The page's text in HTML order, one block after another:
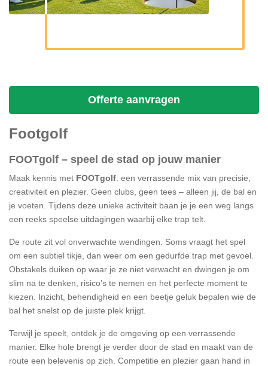
Offerte aanvragen
Footgolf
FOOTgolf – speel de stad op jouw manier
Maak kennis met FOOTgolf: een verrassende mix van precisie,
creativiteit en plezier. Geen clubs, geen tees – alleen jij, de bal en
je voeten. Tijdens deze unieke activiteit baan je je een weg langs
een reeks speelse uitdagingen waarbij elke trap telt.
De route zit vol onverwachte wendingen. Soms vraagt het spel
om een subtiel tikje, dan weer om een gedurfde trap met gevoel.
Obstakels duiken op waar je ze niet verwacht en dwingen je om
slim na te denken, risico’s te nemen en het perfecte moment te
kiezen. Inzicht, behendigheid en een beetje geluk bepalen wie de
bal het snelst op de juiste plek krijgt.
Terwijl je speelt, ontdek je de omgeving op een verrassende
manier. Elke hole brengt je verder door de stad en maakt van de
route een belevenis op zich. Competitie en plezier gaan hand in